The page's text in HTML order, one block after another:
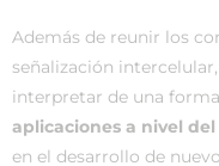
Además de reunir los
señalización
interpretar de una
aplicaciones a nivel
en el desarrollo de